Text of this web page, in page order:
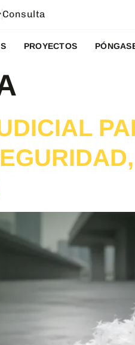
Consulta
PROYECTOS